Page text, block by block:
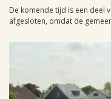
De komende tijd is een deel
afgesloten, omdat de